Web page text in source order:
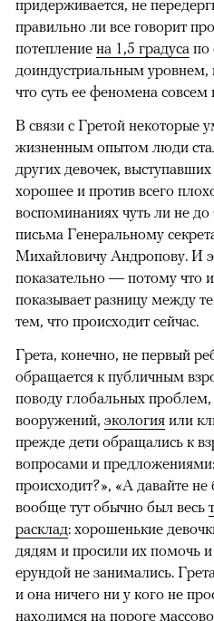
придерживается, не
правильно ли все говорит
потепление на 1,5 градуса по
доиндустриальным
что суть ее феномена совсем
В связи с Гретой некоторые
жизненным опытом люди
других девочек,
хорошее и против всего
воспоминаниях чуть ли не
письма Генеральному
Михайловичу Андропову. И
показательно — потому что
показывает разницу между
тем, что происходит сейчас.
Грета, конечно, не первый
обращается к публичным
поводу глобальных
вооружений, экология или
прежде дети обращались к
вопросами и
происходит?», «А давайте
вообще тут обычно был весь
расклад: хорошенькие
дядям и просили их помочь
ерундой не занимались.
и она ничего ни у кого не
находимся на пороге